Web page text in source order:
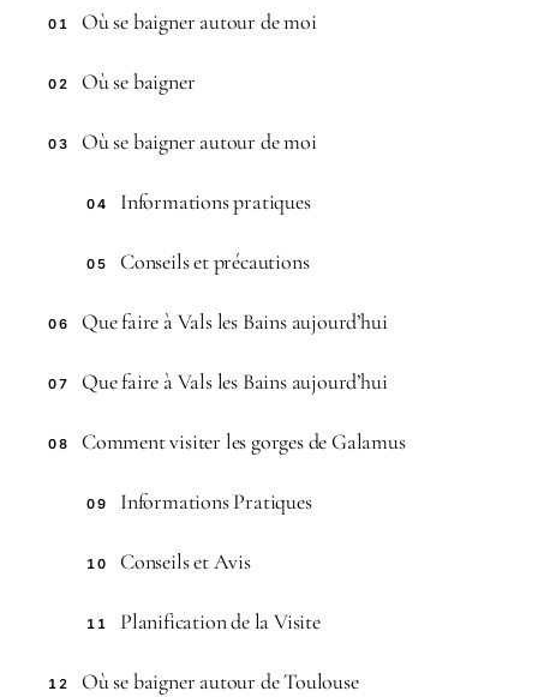
01 Où se baigner autour de moi
02 Où se baigner
03 Où se baigner autour de moi
04 Informations pratiques
05 Conseils et précautions
06 Que faire à Vals les Bains aujourd’hui
07 Que faire à Vals les Bains aujourd’hui
08 Comment visiter les gorges de Galamus
09 Informations Pratiques
10 Conseils et Avis
11 Planification de la Visite
12 Où se baigner autour de Toulouse